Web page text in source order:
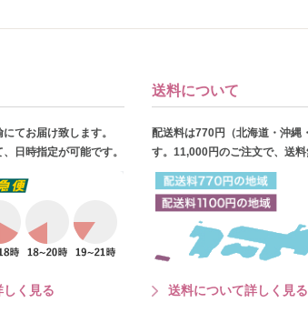
てお届け致します。
日時指定が可能です。
く見る
送料について
配送料は770円（北海道・沖縄
す。11,000円のご注文で、送料
送料について詳しく見る